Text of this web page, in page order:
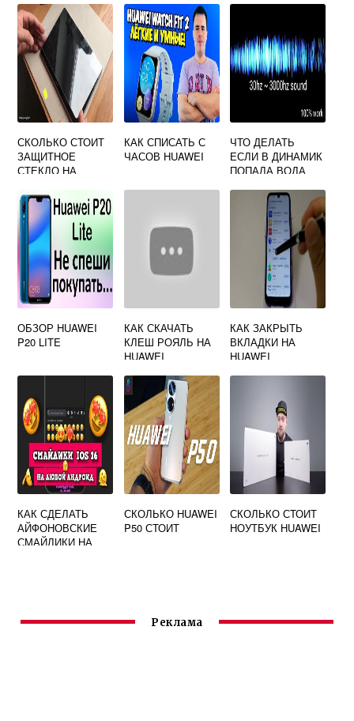
СКОЛЬКО СТОИТ
ЗАЩИТНОЕ
СТЕКЛО НА
КАК СПИСАТЬ С
ЧАСОВ HUAWEI
ЧТО ДЕЛАТЬ
ЕСЛИ В ДИНАМИК
ПОПАЛА ВОДА
ОБЗОР HUAWEI
P20 LITE
КАК СКАЧАТЬ
КЛЕШ РОЯЛЬ НА
HUAWEI
КАК ЗАКРЫТЬ
ВКЛАДКИ НА
HUAWEI
КАК СДЕЛАТЬ
АЙФОНОВСКИЕ
СМАЙЛИКИ НА
СКОЛЬКО HUAWEI
P50 СТОИТ
СКОЛЬКО СТОИТ
НОУТБУК HUAWEI
Реклама